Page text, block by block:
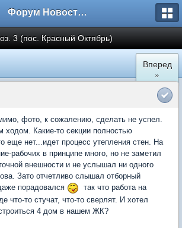
Форум Новостройки
3 (пос. Красный Октябрь)
Вперед
»
фото, к сожалению, сделать не успел.
ходом. Какие-то секции полностью
еще нет...идет процесс утепления стен. На
рабочих в принципе много, но не заметил
внешности и не услышал ни одного
Зато отчетливо слышал отборный
порадовался
так что работа на
что-то стучат, что-то сверлят. И хотел
4 дом в нашем ЖК?